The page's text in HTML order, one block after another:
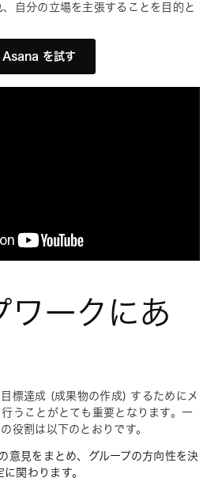
自分の立場を主張することを目的と
Asana を試す
ワークにあ
標達成 (成果物の作成) するためにメ
うことがとても重要となります。一
役割は以下のとおりです。
意見をまとめ、グループの方向性を決
関わります。